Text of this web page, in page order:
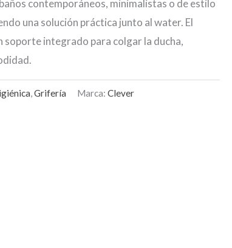
contemporáneos, minimalistas o de estilo
una solución práctica junto al water. El
soporte integrado para colgar la ducha,
,Grifería Marca:Clever